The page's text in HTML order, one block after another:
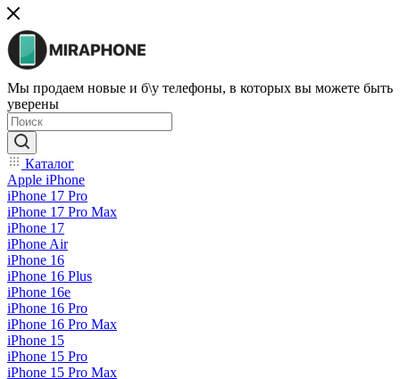
Мы продаем новые и б\у телефоны, в которых вы можете быть
уверены
Каталог
Apple iPhone
iPhone 17 Pro
iPhone 17 Pro Max
iPhone 17
iPhone Air
iPhone 16
iPhone 16 Plus
iPhone 16e
iPhone 16 Pro
iPhone 16 Pro Max
iPhone 15
iPhone 15 Pro
iPhone 15 Pro Max